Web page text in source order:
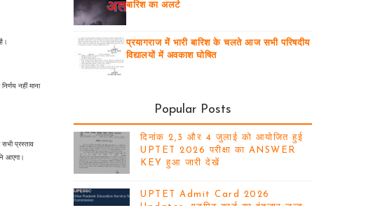
नहीं माना
प्रस्ताव
आएगा।
बारिश का अलर्ट
प्रयागराज में भारी बारिश के चलते आज सभी परिषदीय
विद्यालयों में अवकाश घोषित
Popular Posts
दिनांक 2,3 और 4 जुलाई को आयोजित हुई
UPTET 2026 परीक्षा का ANSWER
KEY हुआ जारी देखें
UPTET Admit Card 2026